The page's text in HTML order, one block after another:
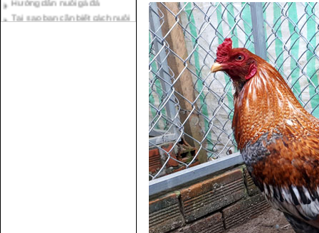
Tại sao bạn cần biết cách nuôi
gà chọi ?